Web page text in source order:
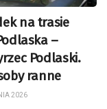
na trasie
–
Podlaski.
ranne
2026